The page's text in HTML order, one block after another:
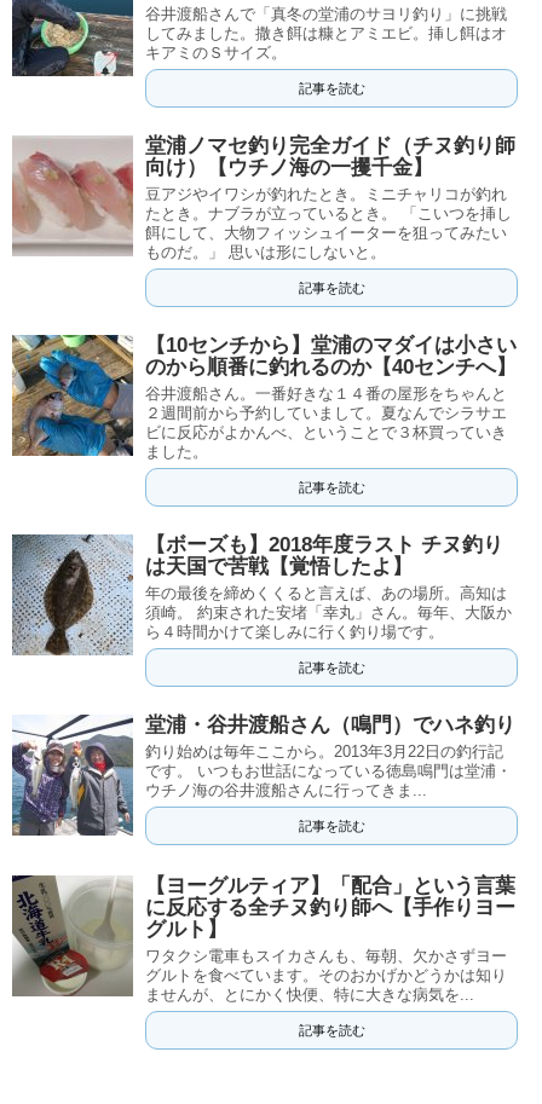
谷井渡船さんで「真冬の堂浦のサヨリ釣り」に挑戦
してみました。撒き餌は糠とアミエビ。挿し餌はオ
キアミのＳサイズ。
記事を読む
堂浦ノマセ釣り完全ガイド（チヌ釣り師
向け）【ウチノ海の一攫千金】
豆アジやイワシが釣れたとき。ミニチャリコが釣れ
たとき。ナブラが立っているとき。 「こいつを挿し
餌にして、大物フィッシュイーターを狙ってみたい
ものだ。」 思いは形にしないと。
記事を読む
【10センチから】堂浦のマダイは小さい
のから順番に釣れるのか【40センチへ】
谷井渡船さん。一番好きな１４番の屋形をちゃんと
２週間前から予約していまして。夏なんでシラサエ
ビに反応がよかんべ、ということで３杯買っていき
ました。
記事を読む
【ボーズも】2018年度ラスト チヌ釣り
は天国で苦戦【覚悟したよ】
年の最後を締めくくると言えば、あの場所。高知は
須崎。 約束された安堵「幸丸」さん。毎年、大阪か
ら４時間かけて楽しみに行く釣り場です。
記事を読む
堂浦・谷井渡船さん（鳴門）でハネ釣り
釣り始めは毎年ここから。2013年3月22日の釣行記
です。 いつもお世話になっている徳島鳴門は堂浦・
ウチノ海の谷井渡船さんに行ってきま...
記事を読む
【ヨーグルティア】「配合」という言葉
に反応する全チヌ釣り師へ【手作りヨー
グルト】
ワタクシ電車もスイカさんも、毎朝、欠かさずヨー
グルトを食べています。そのおかげかどうかは知り
ませんが、とにかく快便、特に大きな病気を...
記事を読む